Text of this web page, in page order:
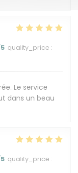
quality_price :
Le service
dans un beau
quality_price :